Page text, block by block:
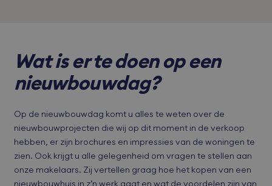
Wat is er te doen op een
nieuwbouwdag?
Op de nieuwbouwdag komt u alles te weten over de
nieuwbouwprojecten die wij op dit moment in de verkoop
hebben, er zijn brochures en impressies van de woningen te
zien. Ook krijgt u alle gelegenheid om vragen te stellen aan
onze makelaars. Zij vertellen graag hoe het kopen van een
nieuwbouwhuis in z’n werk gaat en wat de voordelen zijn van